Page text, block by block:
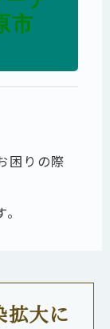
市
困りの際
拡大に